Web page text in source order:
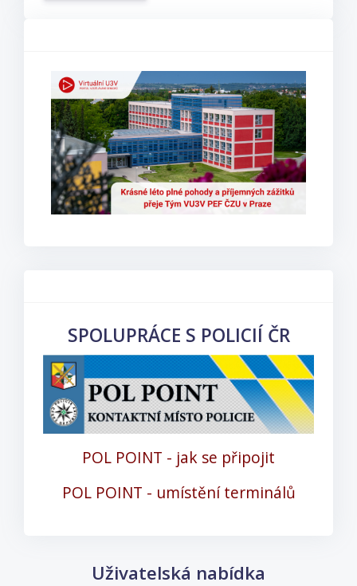
SPOLUPRÁCE S POLICIÍ ČR
POL POINT - jak se připojit
POL POINT - umístění terminálů
Přeskočit: Uživatelská nabídka
Uživatelská nabídka